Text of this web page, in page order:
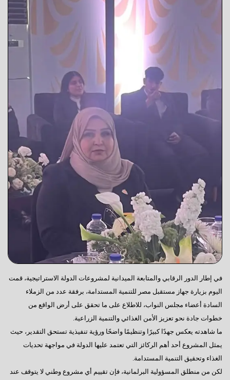
في إطار الدور الرقابي والمتابعة الميدانية لمشروعات الدولة الاستراتيجية، قمت
اليوم بزيارة جهاز مستقبل مصر للتنمية المستدامة، برفقة عدد من الزملاء
السادة أعضاء مجلس النواب، للاطلاع على ما تحقق على أرض الواقع من
خطوات جادة نحو تعزيز الأمن الغذائي والتنمية الزراعية.
ما شاهدته يعكس جهدًا كبيرًا وتنظيمًا واضحًا ورؤية تنفيذية تستحق التقدير، حيث
يمثل المشروع أحد أهم الركائز التي تعتمد عليها الدولة في مواجهة تحديات
الغذاء وتحقيق التنمية المستدامة.
لكن من منطلق المسؤولية البرلمانية، فإن تقييم أي مشروع وطني لا يتوقف عند